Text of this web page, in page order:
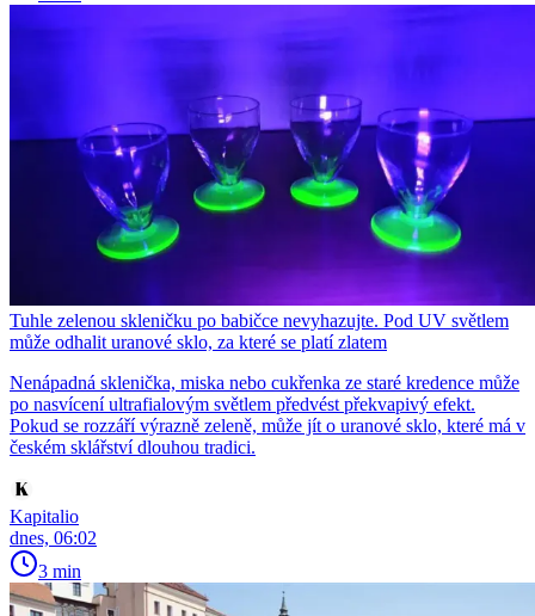
Tuhle zelenou skleničku po babičce nevyhazujte. Pod UV světlem
může odhalit uranové sklo, za které se platí zlatem
Nenápadná sklenička, miska nebo cukřenka ze staré kredence může
po nasvícení ultrafialovým světlem předvést překvapivý efekt.
Pokud se rozzáří výrazně zeleně, může jít o uranové sklo, které má v
českém sklářství dlouhou tradici.
Kapitalio
dnes, 06:02
3 min